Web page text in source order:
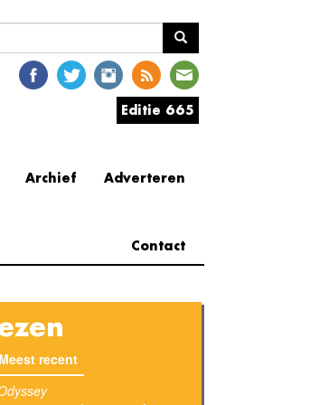
Editie 665
Adverteren
Archief
Contact
tabblad)
Meest recent